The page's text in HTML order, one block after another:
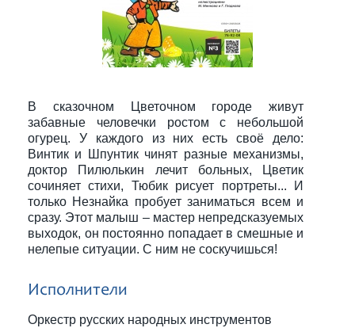
В сказочном Цветочном городе живут
забавные человечки ростом с небольшой
огурец. У каждого из них есть своё дело:
Винтик и Шпунтик чинят разные механизмы,
доктор Пилюлькин лечит больных, Цветик
сочиняет стихи, Тюбик рисует портреты... И
только Незнайка пробует заниматься всем и
сразу. Этот малыш – мастер непредсказуемых
выходок, он постоянно попадает в смешные и
нелепые ситуации. С ним не соскучишься!
Исполнители
Оркестр русских народных инструментов